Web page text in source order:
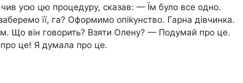
усю цю процедуру, сказав: — Їм було все одно.
її, га? Оформимо опіkунство. Гарна дівчинка.
Що він говорить? Взяти Олену? — Подумай про це.
це! Я думала про це.